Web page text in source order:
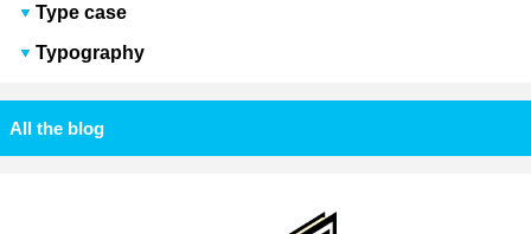
Type case
Typography
All the blog